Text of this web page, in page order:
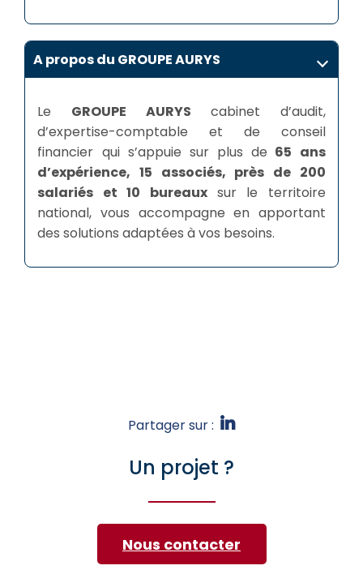
A propos du GROUPE AURYS
Le GROUPE AURYS cabinet d’audit,
d’expertise-comptable et de conseil
financier qui s’appuie sur plus de 65 ans
d’expérience, 15 associés, près de 200
salariés et 10 bureaux sur le territoire
national, vous accompagne en apportant
des solutions adaptées à vos besoins.
Partager sur :
Un projet ?
Nous contacter